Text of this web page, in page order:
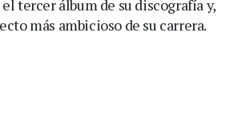
tercer álbum de su discografía y,
más ambicioso de su carrera.